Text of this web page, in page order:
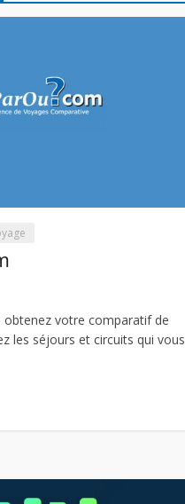
obtenez votre comparatif de
les séjours et circuits qui vous